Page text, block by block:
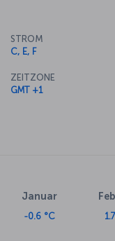
STROM
C, E, F
ZEITZONE
GMT +1
Januar
-0.6 °C